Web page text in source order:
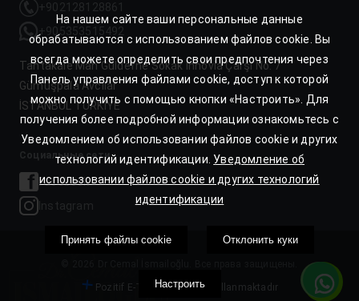
+902128128861
+905353515492
Tahtakale Mah Güldefne Sokak İnnovia Çarşı No: 7
Gümüşpala Avcılar
İSTANBUL TÜRKIYE
Социальные сети
Facebook
Instagram
Pozitif E-Ticaret Yazılımı Kullanmaktadır
На нашем сайте ваши персональные данные
обрабатываются с использованием файлов cookie. Вы
всегда можете определить свои предпочтения через
Панель управления файлами cookie, доступ к которой
можно получить с помощью кнопки «Настроить». Для
получения более подробной информации ознакомьтесь с
Уведомлением об использовании файлов cookie и других
технологий идентификации. Уведомление об
использовании файлов cookie и других технологий
идентификации
Принять файлы cookie Отклонить куки
Настроить